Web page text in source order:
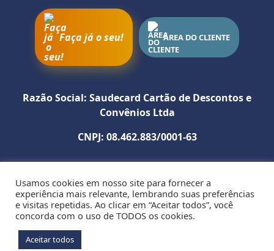
Como utilizar
SITE
WHATSAPP
Faça já o seu! ÁREA DO CLIENTE
Razão Social: Saudecard Cartão de Descontos e
Convênios Ltda
CNPJ: 08.462.883/0001-63
Política de Privacidade
R. Edistio Pondé nº 353 SL. 107 - Edf. Empresarial Tancredo
Neves - Stiep - CEP: 41770-395 - Salvador - BA
Usamos cookies em nosso site para fornecer a
experiência mais relevante, lembrando suas preferências
e visitas repetidas. Ao clicar em “Aceitar todos”, você
concorda com o uso de TODOS os cookies.
Aceitar todos